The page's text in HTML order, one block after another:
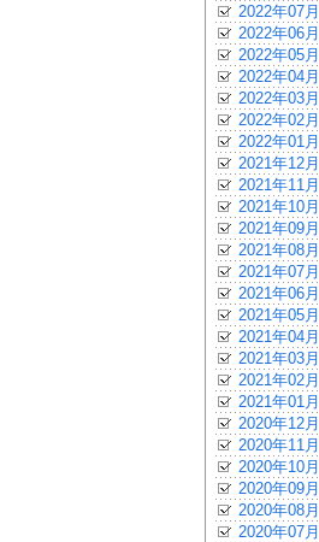
2022年07月
2022年06月
2022年05月
2022年04月
2022年03月
2022年02月
2022年01月
2021年12月
2021年11月
2021年10月
2021年09月
2021年08月
2021年07月
2021年06月
2021年05月
2021年04月
2021年03月
2021年02月
2021年01月
2020年12月
2020年11月
2020年10月
2020年09月
2020年08月
2020年07月